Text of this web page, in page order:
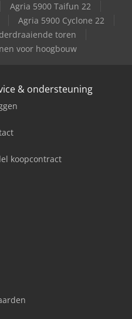
Agria 5900 Taifun 22
Agria 5900 Cyclone 22
toren
voor hoogbouw
& ondersteuning
koopcontract